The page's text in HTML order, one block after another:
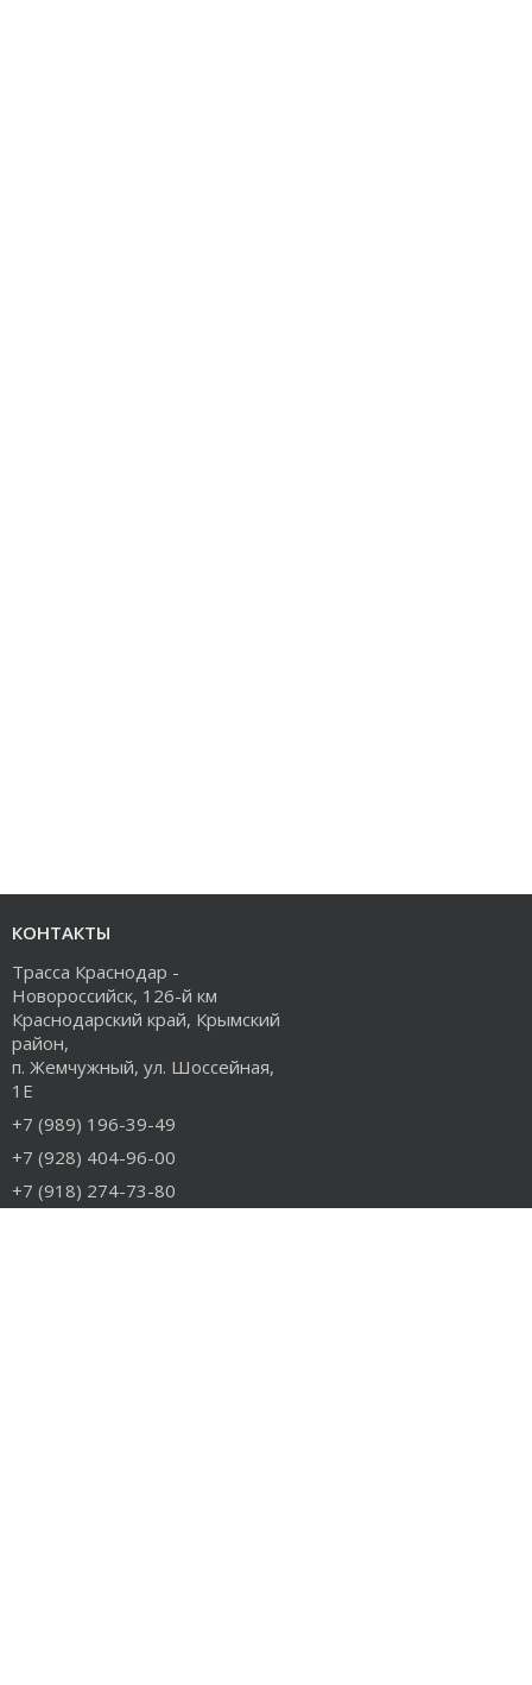
КОНТАКТЫ
Трасса Краснодар -
Новороссийск, 126-й км
Краснодарский край, Крымский
район,
п. Жемчужный, ул. Шоссейная,
1Е
+7 (989) 196-39-49
+7 (928) 404-96-00
+7 (918) 274-73-80